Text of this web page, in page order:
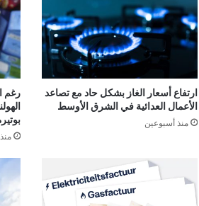
ارتفاع أسعار الغاز بشكل حاد مع تصاعد
الأعمال العدائية في الشرق الأوسط
منذ أسبوعين
منذ 3 أسابيع